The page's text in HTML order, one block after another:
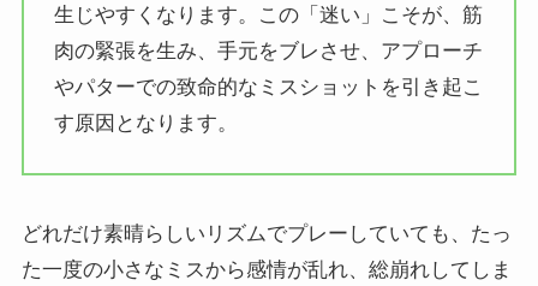
生じやすくなります。この「迷い」こそが、筋
肉の緊張を生み、手元をブレさせ、アプローチ
やパターでの致命的なミスショットを引き起こ
す原因となります。
どれだけ素晴らしいリズムでプレーしていても、たっ
た一度の小さなミスから感情が乱れ、総崩れしてしま